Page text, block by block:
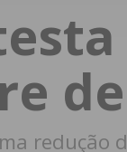
redução